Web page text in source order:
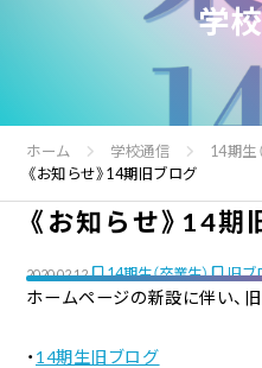
学
ホーム 学校通信 14期生
《お知らせ》14期旧ブログ
《お知らせ》14期
2020.02.12 14期生（卒業生） 旧ブ
ホームページの新設に伴い、
・ 14期生旧ブログ